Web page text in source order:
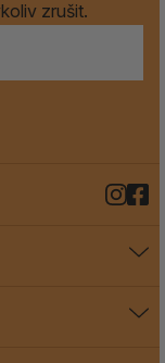
zrušit.